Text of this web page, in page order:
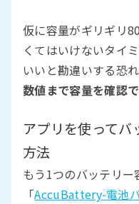
仮に容量がギリギリ
くてはいけないタイ
いいと勘違いする恐
数値まで容量を確認
アプリを使ってバ
方法
もう1つのバッテリ
「AccuBattery-電池